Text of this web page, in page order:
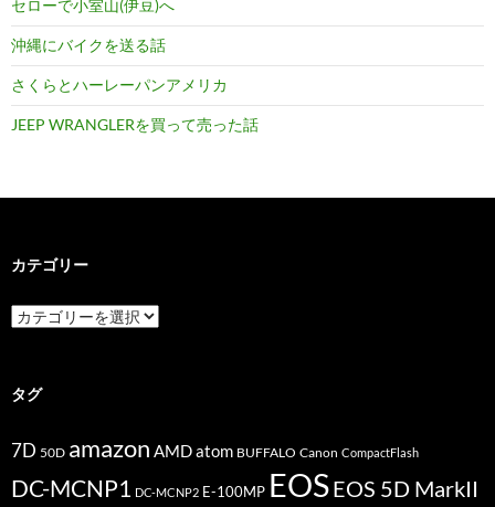
セローで小室山(伊豆)へ
沖縄にバイクを送る話
さくらとハーレーパンアメリカ
JEEP WRANGLERを買って売った話
カテゴリー
カ
テ
ー
タグ
7D 50D amazon AMDatom BUFFALO Canon CompactFlash
DC-MCNP1 DC-MCNP2 E-100MP EOSEOS 5D MarkII